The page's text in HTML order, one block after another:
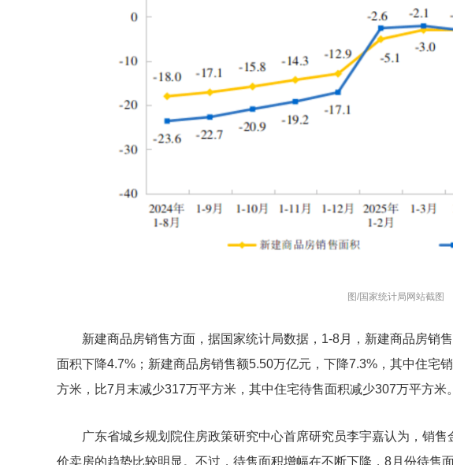
图/国家统计局网站截图
新建商品房销售方面，据国家统计局数据，1-8月，新建商品房销
面积下降4.7%；新建商品房销售额5.50万亿元，下降7.3%，其中住宅
方米，比7月末减少317万平方米，其中住宅待售面积减少307万平方米。
广东省城乡规划院住房政策研究中心首席研究员李宇嘉认为，销
价卖房的趋势比较明显。不过，待售面积增幅在不断下降，8月份待售